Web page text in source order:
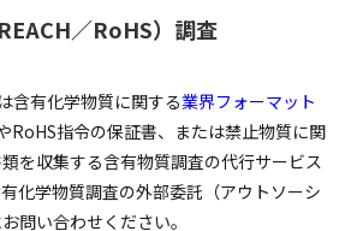
／RoHS）調査
含有化学物質に関する業界フォーマット
RoHS指令の保証書、または禁止物質に関
を収集する含有物質調査の代行サービス
化学物質調査の外部委託（アウトソーシ
問い合わせください。